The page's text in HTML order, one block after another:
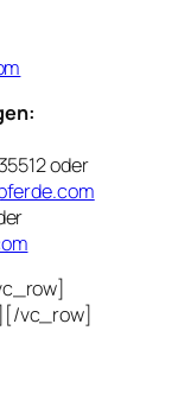
oder
vc_row]